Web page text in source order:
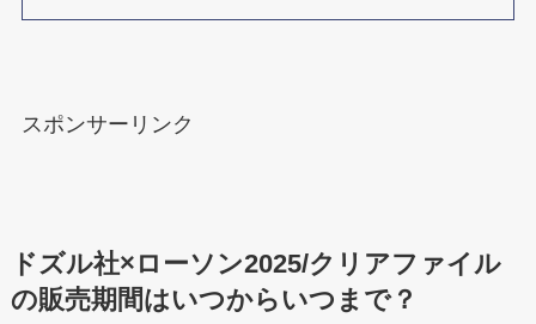
スポンサーリンク
ドズル社×ローソン2025/クリアファイル
の販売期間はいつからいつまで？